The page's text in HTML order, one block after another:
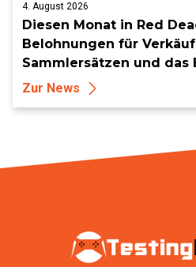
4. August 2026
Diesen Monat in Red
Belohnungen für
Sammlersätzen und das
Sammlerstücken, in
Zur News